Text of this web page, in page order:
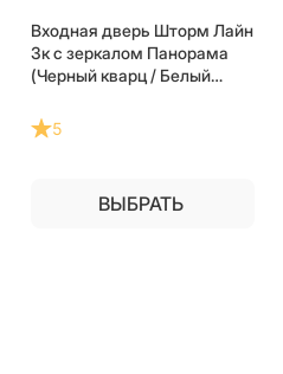
Входная дверь Шторм Лайн
3к с зеркалом Панорама
(Черный кварц / Белый
квартиру
5
ВЫБРАТЬ